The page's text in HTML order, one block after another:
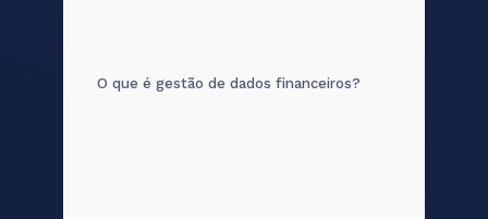
O que é gestão de dados financeiros?